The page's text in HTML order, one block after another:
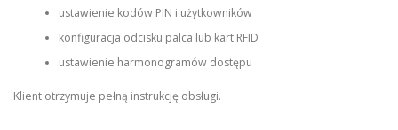
ustawienie kodów PIN i użytkowników
konfiguracja odcisku palca lub kart RFID
ustawienie harmonogramów dostępu
Klient otrzymuje pełną instrukcję obsługi.